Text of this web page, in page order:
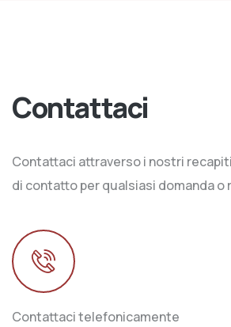
Contattaci
Contattaci attraverso i nostri
di contatto per qualsiasi domanda o
Contattaci telefonicamente